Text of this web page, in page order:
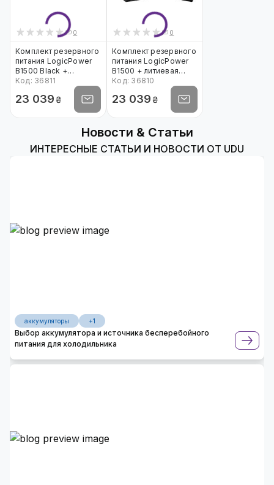
0
Комплект резервного
питания LogicPower
B1500 Black +
литиевая (LiFePO4)
батарея 1280Wh
Код: 36811
23 039 ₴
0
Комплект резервного
питания LogicPower
B1500 + литиевая
(LiFePO4) батарея
Код: 36810
23 039 ₴
Новости & Статьи
ИНТЕРЕСНЫЕ СТАТЬИ И НОВОСТИ ОТ UDU
аккумуляторы +1
Выбор аккумулятора и источника бесперебойного
питания для холодильника